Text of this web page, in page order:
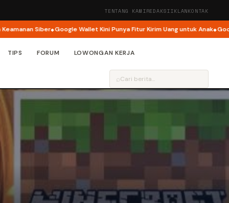
TENTANG KAMIREDAKSIIKLANKONTAK
Siber Google Wallet Kini Punya Fitur Kirim Uang untuk Anak Google
TIPS FORUM LOWONGAN KERJA
⌕